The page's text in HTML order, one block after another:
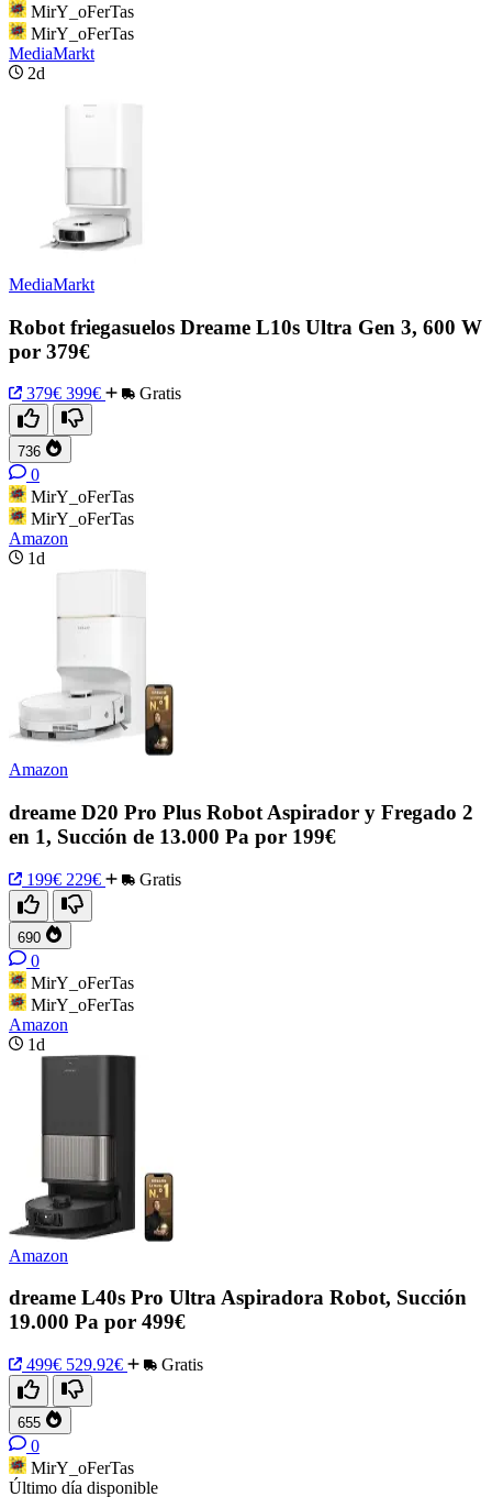
MirY_oFerTas
MirY_oFerTas
MediaMarkt
2d
MediaMarkt
Robot friegasuelos Dreame L10s Ultra Gen 3, 600 W
por 379€
379€ 399€ Gratis
736
0
MirY_oFerTas
MirY_oFerTas
Amazon
1d
Amazon
dreame D20 Pro Plus Robot Aspirador y Fregado 2
en 1, Succión de 13.000 Pa por 199€
199€ 229€ Gratis
690
0
MirY_oFerTas
MirY_oFerTas
Amazon
1d
Amazon
dreame L40s Pro Ultra Aspiradora Robot, Succión
19.000 Pa por 499€
499€ 529.92€ Gratis
655
0
MirY_oFerTas
Último día disponible